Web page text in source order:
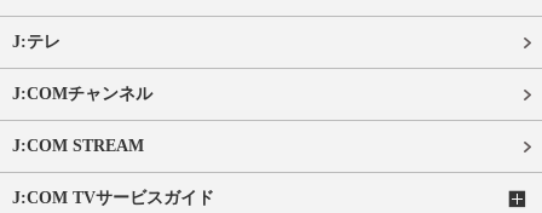
J:テレ
J:COMチャンネル
J:COM STREAM
J:COM TVサービスガイド